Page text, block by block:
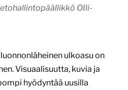
OIli-
ulkoasu on
Visuaalisuutta, kuvia ja
hyödyntää uusilla